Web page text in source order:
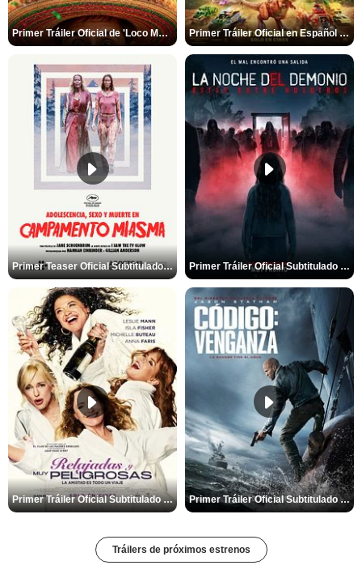
Primer Tráiler Oficial de 'Loco México Mágico' Primer Tráiler Oficial en Español de 'PAW Patrol La Dino Película'
Primer Teaser Oficial Subtitulado de 'Adolescencia, Sexo y Muerte en Campamento Miasma' Primer Tráiler Oficial Subtitulado de 'La Noche Del Demonio: Están Entre Nosotros'
Primer Tráiler Oficial Subtitulado de 'Relajadas y Muy Peligrosas' Primer Tráiler Oficial Subtitulado de 'Código: Venganza'
Tráilers de próximos estrenos